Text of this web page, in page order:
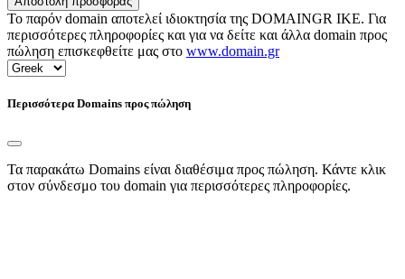
Το παρόν domain αποτελεί ιδιοκτησία της DOMAINGR ΙΚΕ. Για
περισσότερες πληροφορίες και για να δείτε και άλλα domain προς
πώληση επισκεφθείτε μας στο www.domain.gr
Περισσότερα Domains προς πώληση
Τα παρακάτω Domains είναι διαθέσιμα προς πώληση. Κάντε κλικ
στον σύνδεσμο του domain για περισσότερες πληροφορίες.